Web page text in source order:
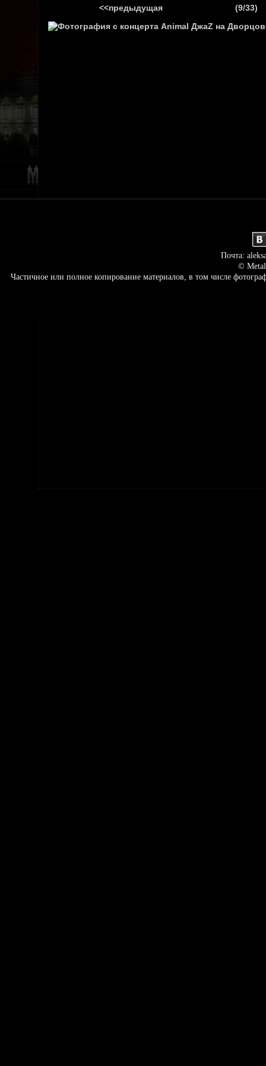
<<предыдущая (9/33)
Почта:
©
Частичное или полное копирование материалов, в том числе